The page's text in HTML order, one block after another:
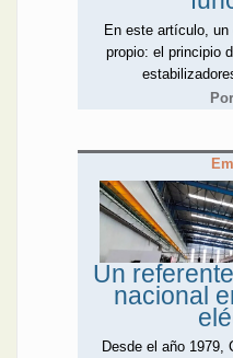
En este artículo, un
propio: el principio
Por
Un
nacional
Desde el año 1979,